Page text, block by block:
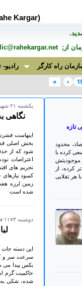
Kargar)
از;
راه کارگر رادیو-
›
»
تازه
محدود
کرده با
موجودیتش
کرده، از
هر تقلایی
يكشنبه ۲۱ شهريور ۱۳۸۹ برابر با ۱۲ سپتامبر ۲۰۱۰
نگاهی
اینهاست
بخش اصلی
شود که از
اعتراضات
تحریم های
کمبود
زمین لرزه
شده است
دوشنبه ۱۱۷۳ فروردين ۶۱۷ برابر با ۰۱ ژانويه ۰۰۰۱
این دسته
سرعت سر و
بکس پیدا می
حاکمیت گرم
شده، شکی به